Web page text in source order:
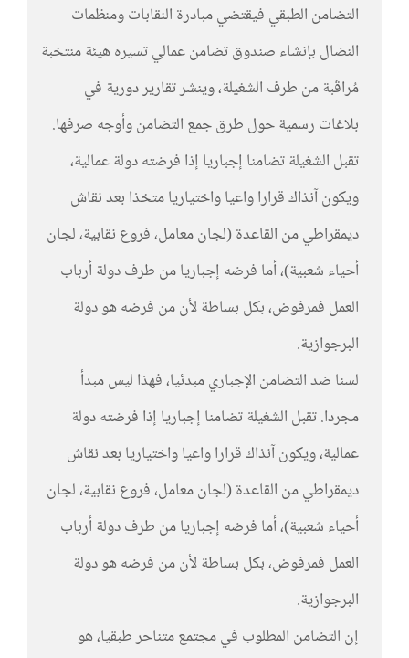
التضامن الطبقي فيقتضي مبادرة النقابات ومنظمات
النضال بإنشاء صندوق تضامن عمالي تسيره هيئة منتخبة
مُراقَبة من طرف الشغيلة، وينشر تقارير دورية في
بلاغات رسمية حول طرق جمع التضامن وأوجه صرفها.
تقبل الشغيلة تضامنا إجباريا إذا فرضته دولة عمالية،
ويكون آنذاك قرارا واعيا واختياريا متخذا بعد نقاش
ديمقراطي من القاعدة (لجان معامل، فروع نقابية، لجان
أحياء شعبية)، أما فرضه إجباريا من طرف دولة أرباب
العمل فمرفوض، بكل بساطة لأن من فرضه هو دولة
البرجوازية.
لسنا ضد التضامن الإجباري مبدئيا، فهذا ليس مبدأ
مجردا. تقبل الشغيلة تضامنا إجباريا إذا فرضته دولة
عمالية، ويكون آنذاك قرارا واعيا واختياريا بعد نقاش
ديمقراطي من القاعدة (لجان معامل، فروع نقابية، لجان
أحياء شعبية)، أما فرضه إجباريا من طرف دولة أرباب
العمل فمرفوض، بكل بساطة لأن من فرضه هو دولة
البرجوازية.
إن التضامن المطلوب في مجتمع متناحر طبقيا، هو